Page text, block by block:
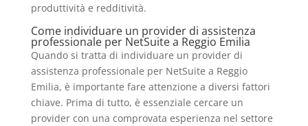
produttività e redditività.
Come individuare un provider di assistenza
professionale per NetSuite a Reggio Emilia
Quando si tratta di individuare un provider di
assistenza professionale per NetSuite a Reggio
Emilia, è importante fare attenzione a diversi fattori
chiave. Prima di tutto, è essenziale cercare un
provider con una comprovata esperienza nel settore